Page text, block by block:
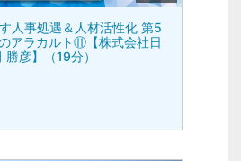
人事処遇＆人材活性化 第5
アラカルト⑪【株式会社日
彦】（19分）